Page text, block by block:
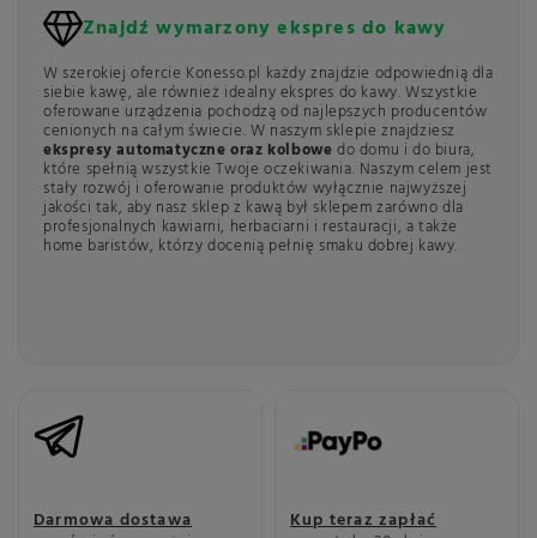
Znajdź wymarzony ekspres do kawy
W szerokiej ofercie Konesso.pl każdy znajdzie odpowiednią dla
siebie kawę, ale również idealny ekspres do kawy. Wszystkie
oferowane urządzenia pochodzą od najlepszych producentów
cenionych na całym świecie. W naszym sklepie znajdziesz
ekspresy automatyczne oraz kolbowedo domu i do biura,
które spełnią wszystkie Twoje oczekiwania. Naszym celem jest
stały rozwój i oferowanie produktów wyłącznie najwyższej
jakości tak, aby nasz sklep z kawą był sklepem zarówno dla
profesjonalnych kawiarni, herbaciarni i restauracji, a także
home baristów, którzy docenią pełnię smaku dobrej kawy.
mogli stać się świadomymi konsumentami tego niezwykłego towaru.
Najlepsza włoska kawa
Mówiąc o dobrej kawie, na myśl przychodzą nam słoneczne Włochy,
które dla wielu są synonimem najlepszej kawy. To właśnie Włosi słyną
z bezgranicznej miłości do kawy i najlepszych palarni kawy na
świecie. Włoska kawa to jedna z głównych kategorii w naszym
sklepie, a do zaoferowania mamy wyśmienitewłoskie kawy
ziarnisteoraz włoskie kawy mielone. Miłośnicy tradycyjnych
włoskich napojów mogą nabyć m.in. kawy Lavazza, Bazzara, Cafe del
Faro czy Pellini, które umożliwią przygotowanie prawdziwego
włoskiego espresso lub aksamitnego cappuccino.
Darmowa dostawa Kup teraz zapłać
Kawowa
podróż z